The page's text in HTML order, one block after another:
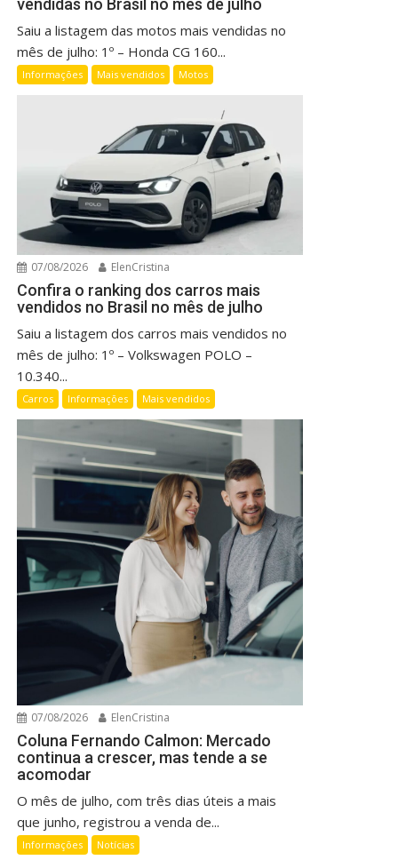
vendidas no Brasil no mês de julho
Saiu a listagem das motos mais vendidas no
mês de julho: 1º – Honda CG 160...
Informações Mais vendidos Motos
07/08/2026 ElenCristina
Confira o ranking dos carros mais
vendidos no Brasil no mês de julho
Saiu a listagem dos carros mais vendidos no
mês de julho: 1º – Volkswagen POLO –
10.340...
Carros Informações Mais vendidos
07/08/2026 ElenCristina
Coluna Fernando Calmon: Mercado
continua a crescer, mas tende a se
acomodar
O mês de julho, com três dias úteis a mais
que junho, registrou a venda de...
Informações Notícias